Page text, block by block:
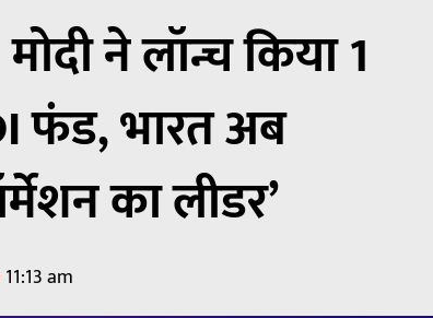
ने लॉन्च किया 1
फंड, भारत अब
का लीडर’
11:13 am